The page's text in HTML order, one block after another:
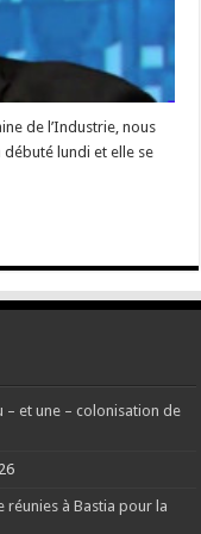
de l’Industrie, nous
débuté lundi et elle se
– et une – colonisation de
réunies à Bastia pour la